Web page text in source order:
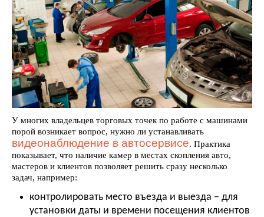
У многих владельцев торговых точек по работе с машинами
порой возникает вопрос, нужно ли устанавливать
видеонаблюдение в автосервисе. Практика
показывает, что наличие камер в местах скопления авто,
мастеров и клиентов позволяет решить сразу несколько
задач, например:
контролировать место въезда и выезда – для
установки даты и времени посещения клиентов